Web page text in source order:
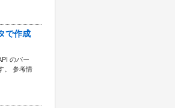
で作成
のバー
。 参考情